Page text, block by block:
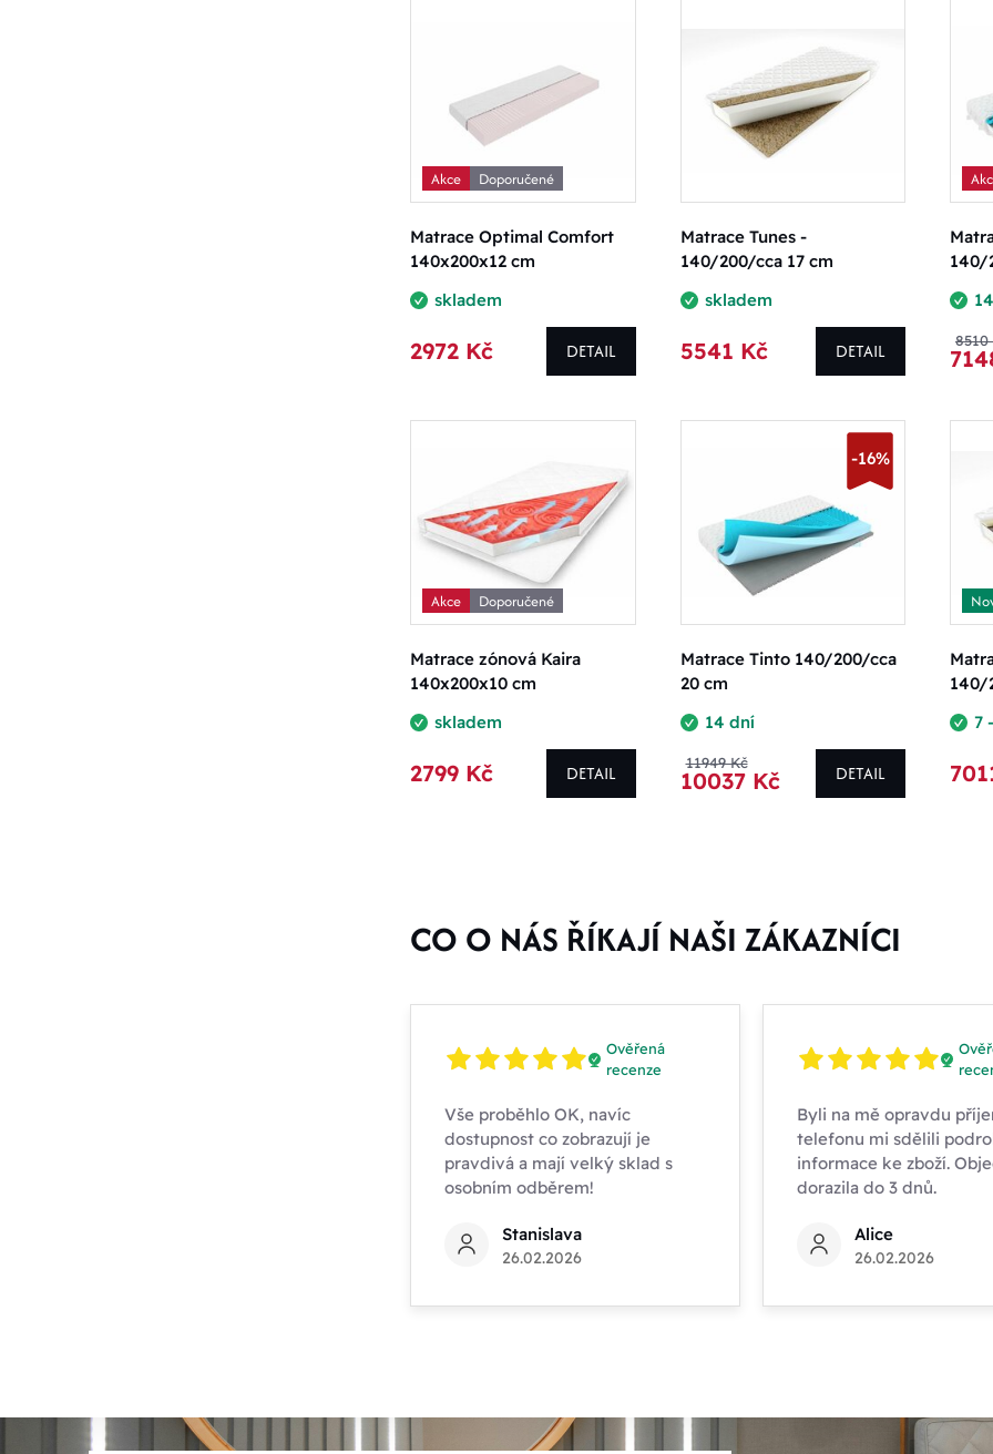
Akce Doporučené
Matrace Optimal Comfort
140x200x12 cm
skladem
2972 Kč DETAIL
Matrace Tunes -
140/200/cca 17 cm
skladem
5541 Kč DETAIL
140/
8510
Akce Doporučené
Matrace zónová Kaira
140x200x10 cm
skladem
2799 Kč DETAIL
-16%
Matrace Tinto 140/200/cca
20 cm
14 dní
11949 Kč
10037 Kč DETAIL
140/
7
CO O NÁS ŘÍKAJÍ NAŠI ZÁKAZNÍCI
Ověřená
recenze
Vše proběhlo OK, navíc
dostupnost co zobrazují je
pravdivá a mají velký sklad s
osobním odběrem!
Stanislava
26.02.2026
Byli na mě opravdu
telefonu mi sdělili
informace ke zboží.
dorazila do 3 dnů.
Alice
26.02.2026